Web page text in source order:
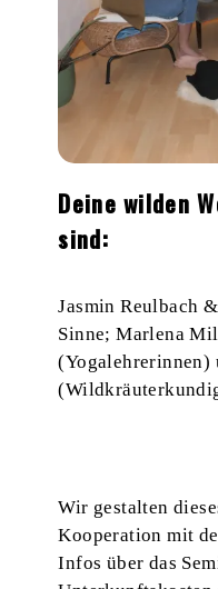
Deine wilden
sind:
Jasmin Reulbach
Sinne; Marlena
(Yogalehrerinnen)
Wir gestalten
Kooperation mit
Infos über das